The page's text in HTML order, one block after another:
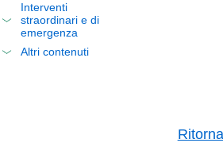
Interventi
straordinari e di
emergenza
Altri contenuti